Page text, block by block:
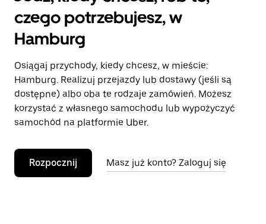
czego potrzebujesz, w
Hamburg
Osiągaj przychody, kiedy chcesz, w mieście:
Hamburg. Realizuj przejazdy lub dostawy (jeśli są
dostępne) albo oba te rodzaje zamówień. Możesz
korzystać z własnego samochodu lub wypożyczyć
samochód na platformie Uber.
Rozpocznij Masz już konto? Zaloguj się